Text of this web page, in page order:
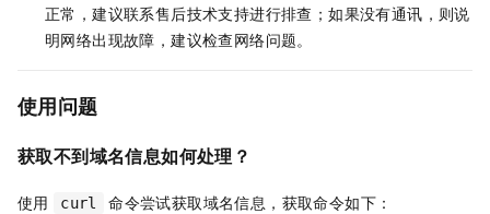
正常，建议联系售后技术支持进行排查；如果没有通讯，则说
明网络出现故障，建议检查网络问题。
使用问题
获取不到域名信息如何处理？
使用 curl 命令尝试获取域名信息，获取命令如下：